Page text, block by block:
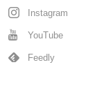
Instagram
YouTube
Feedly